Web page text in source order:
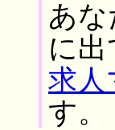
あ
に
求人
す。